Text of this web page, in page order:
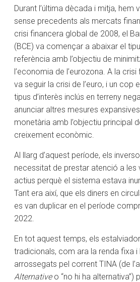
Durant l’última dècada i mitja, hem
sense precedents als mercats
crisi financera global de 2008, el
(BCE) va començar a abaixar el
referència amb l’objectiu de
l’economia de l’eurozona. A la
va seguir la crisi de l’euro, i un cop
tipus d’interès inclús en terreny
anunciar altres mesures
monetària amb l’objectiu principal
creixement econòmic.
Al llarg d’aquest període, els
necessitat de prestar atenció a les
actius perquè el sistema estava
Tant era així, que els diners en
es van duplicar en el període
2022.
En tot aquest temps, els
tradicionals, com ara la renda fixa i
arrossegats pel corrent TINA (de
Alternativeo “no hi ha alternativa”)